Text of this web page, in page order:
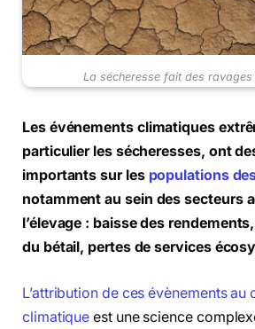
La sécheresse fait des ravages
Les événements climatiques
particulier les sécheresses, ont
importants sur les populations
notamment au sein des secteurs
l’élevage : baisse des
du bétail, pertes de services
L’attribution de ces évènements au
climatique est une science